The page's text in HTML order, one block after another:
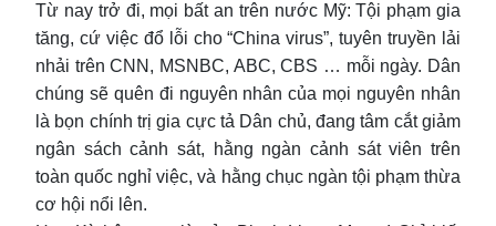
Từ nay trở đi, mọi bất an trên nước Mỹ: Tội phạm gia
tăng, cứ việc đổ lỗi cho “China virus”, tuyên truyền lải
nhải trên CNN, MSNBC, ABC, CBS … mỗi ngày. Dân
chúng sẽ quên đi nguyên nhân của mọi nguyên nhân
là bọn chính trị gia cực tả Dân chủ, đang tâm cắt giảm
ngân sách cảnh sát, hằng ngàn cảnh sát viên trên
toàn quốc nghỉ việc, và hằng chục ngàn tội phạm thừa
cơ hội nổi lên.